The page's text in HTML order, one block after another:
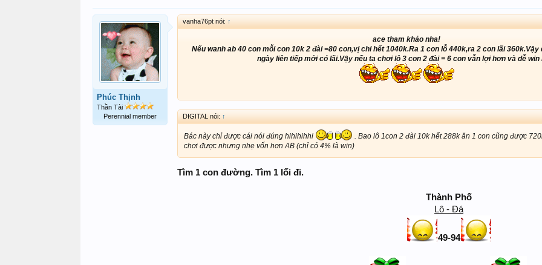
Phúc Thịnh
Thần Tài
Perennial member
vanha76pt nói: ↑
ace tham khảo nha!
Nếu wanh ab 40 con mỗi con 10k 2 đài =80 con,vị chi hết 1040k.Ra 1 con lỗ 440k,ra 2 con lãi 360k.Vậy
ngày liên tiếp mới có lãi.Vậy nếu ta chơi lô 3 con 2 đài = 6 con vẫn lợi hơn và dễ win
DIGITAL nói: ↑
Bác này chỉ được cái nói đúng hihihihhi
. Bao lô 1con 2 đài 10k hết 288k ăn 1 con cũng được
chơi được nhưng nhẹ vốn hơn AB (chỉ có 4% là win)
Tìm 1 con đường. Tìm 1 lối đi.
Thành Phố
Lô - Đá
49-94